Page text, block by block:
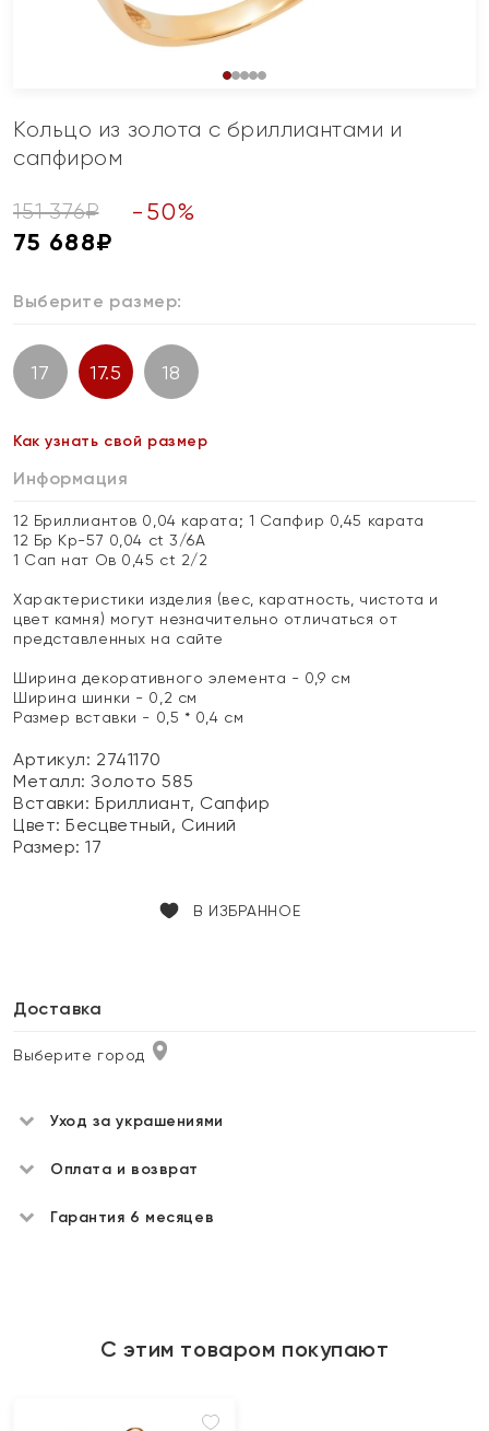
Кольцо из золота с бриллиантами и
сапфиром
151 376₽ - 50%
75 688₽
Выберите размер:
17 17.5 18
Как узнать свой размер
Информация
12 Бриллиантов 0,04 карата; 1 Сапфир 0,45 карата
12 Бр Кр-57 0,04 ct 3/6А
1 Сап нат Ов 0,45 ct 2/2
Характеристики изделия (вес, каратность, чистота и
цвет камня) могут незначительно отличаться от
представленных на сайте
Ширина декоративного элемента - 0,9 см
Ширина шинки - 0,2 см
Размер вставки - 0,5 * 0,4 см
Артикул: 2741170
Металл:Золото 585
Вставки:Бриллиант, Сапфир
Цвет:Бесцветный, Синий
Размер:17
В ИЗБРАННОЕ
Доставка
Выберите город
Уход за украшениями
Оплата и возврат
Гарантия 6 месяцев
С этим товаром покупают